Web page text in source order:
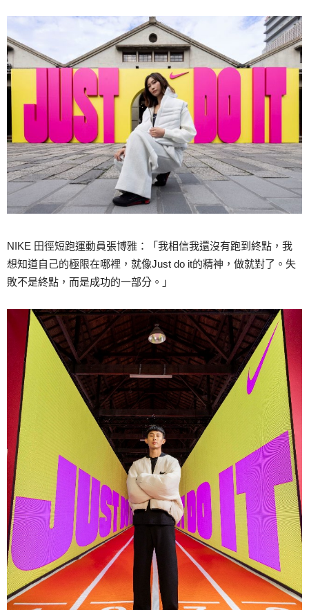
NIKE 田徑短跑運動員張博雅：「我相信我還沒有跑到終點，我
想知道自己的極限在哪裡，就像Just do it的精神，做就對了。失
敗不是終點，而是成功的一部分。」